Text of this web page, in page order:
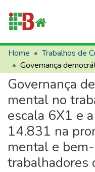
Communities &
All of RIIFB
Manuals and Terms
Statistics
About RIIFB
Help
Contacts
Home
Governança
mental no
escala 6X1 e
14.831 na
mental e
trabalhadores